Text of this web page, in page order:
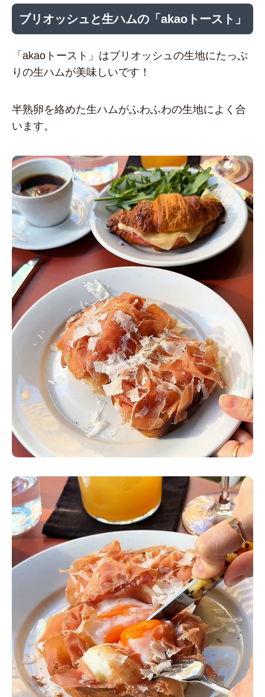
ブリオッシュと生ハムの「akaoトースト」
「akaoトースト」はブリオッシュの生地にたっぷ
りの生ハムが美味しいです！
半熟卵を絡めた生ハムがふわふわの生地によく合
います。